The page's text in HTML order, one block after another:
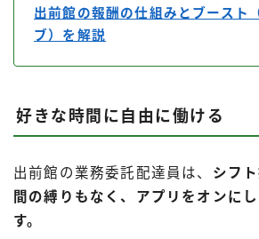
出前館の報酬の仕組みとブースト
ブ）を解説
好きな時間に自由に働ける
出前館の業務委託配達員は、 シフ
間の縛りもなく、アプリをオンに
す。